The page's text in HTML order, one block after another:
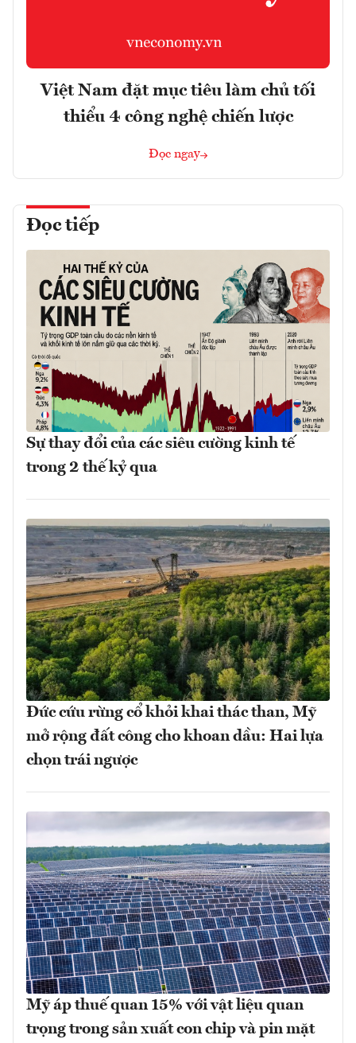
Việt Nam đặt mục tiêu làm chủ tối
thiểu 4 công nghệ chiến lược
Đọc ngay
Đọc tiếp
Sự thay đổi của các siêu cường kinh tế
trong 2 thế kỷ qua
Đức cứu rừng cổ khỏi khai thác than, Mỹ
mở rộng đất công cho khoan dầu: Hai lựa
chọn trái ngược
Mỹ áp thuế quan 15% với vật liệu quan
trọng trong sản xuất con chip và pin mặt